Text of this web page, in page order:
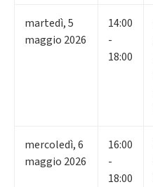
martedì,5
maggio 2026
14:00
-
18:00
mercoledì,6
maggio 2026
16:00
-
18:00